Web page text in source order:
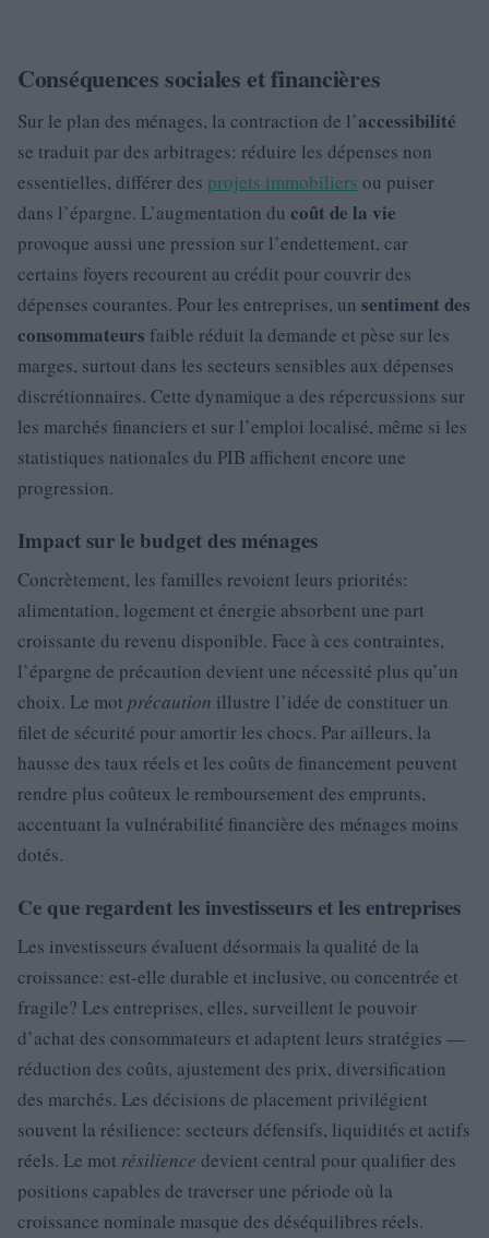
Conséquences sociales et financières
Sur le plan des ménages, la contraction de l’accessibilité
se traduit par des arbitrages: réduire les dépenses non
essentielles, différer des projets immobiliers ou puiser
dans l’épargne. L’augmentation du coût de la vie
provoque aussi une pression sur l’endettement, car
certains foyers recourent au crédit pour couvrir des
dépenses courantes. Pour les entreprises, un sentiment des
consommateurs faible réduit la demande et pèse sur les
marges, surtout dans les secteurs sensibles aux dépenses
discrétionnaires. Cette dynamique a des répercussions sur
les marchés financiers et sur l’emploi localisé, même si les
statistiques nationales du PIB affichent encore une
progression.
Impact sur le budget des ménages
Concrètement, les familles revoient leurs priorités:
alimentation, logement et énergie absorbent une part
croissante du revenu disponible. Face à ces contraintes,
l’épargne de précaution devient une nécessité plus qu’un
choix. Le mot précaution illustre l’idée de constituer un
filet de sécurité pour amortir les chocs. Par ailleurs, la
hausse des taux réels et les coûts de financement peuvent
rendre plus coûteux le remboursement des emprunts,
accentuant la vulnérabilité financière des ménages moins
dotés.
Ce que regardent les investisseurs et les entreprises
Les investisseurs évaluent désormais la qualité de la
croissance: est-elle durable et inclusive, ou concentrée et
fragile? Les entreprises, elles, surveillent le pouvoir
d’achat des consommateurs et adaptent leurs stratégies —
réduction des coûts, ajustement des prix, diversification
des marchés. Les décisions de placement privilégient
souvent la résilience: secteurs défensifs, liquidités et actifs
réels. Le mot résilience devient central pour qualifier des
positions capables de traverser une période où la
croissance nominale masque des déséquilibres réels.